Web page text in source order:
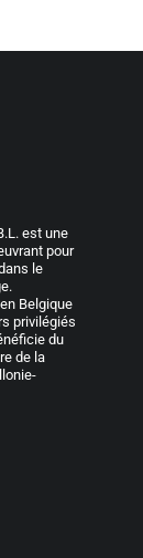
est une
pour
le
Belgique
privilégiés
du
de la